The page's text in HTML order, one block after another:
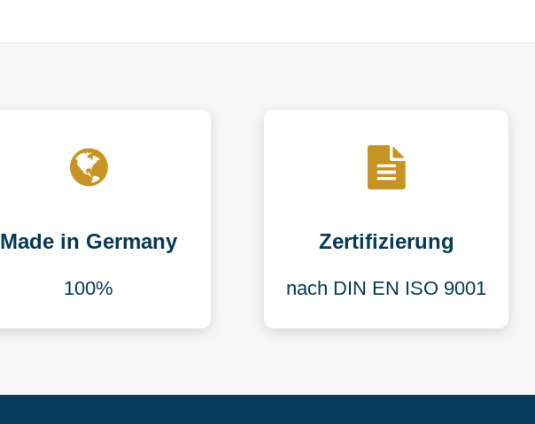
Made in Germany
100%
Zertifizierung
nach DIN EN ISO 9001